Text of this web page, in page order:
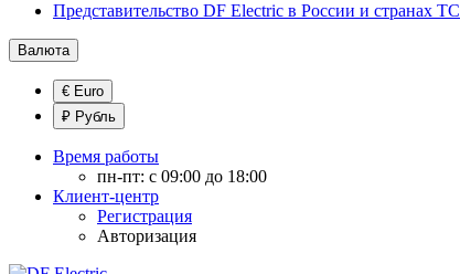
Представительство DF Electric в России и странах ТС
Валюта
€ Euro
₽ Рубль
Время работы
пн-пт: с 09:00 до 18:00
Клиент-центр
Регистрация
Авторизация